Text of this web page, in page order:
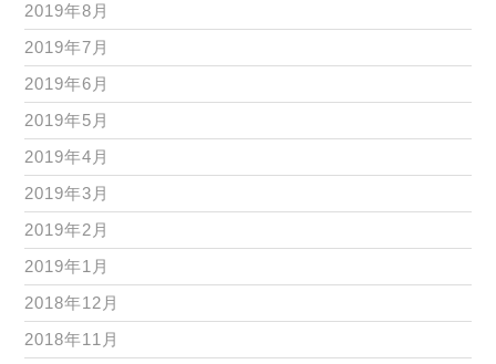
2019年8月
2019年7月
2019年6月
2019年5月
2019年4月
2019年3月
2019年2月
2019年1月
2018年12月
2018年11月